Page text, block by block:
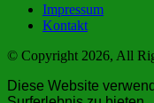
Impressum
Kontakt
© Copyright 2026, All
Diese Website